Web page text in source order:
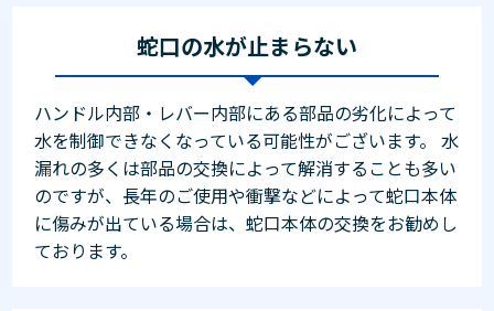
蛇口の水が止まらない
ハンドル内部・レバー内部にある部品の劣化によって
水を制御できなくなっている可能性がございます。 水
漏れの多くは部品の交換によって解消することも多い
のですが、長年のご使用や衝撃などによって蛇口本体
に傷みが出ている場合は、蛇口本体の交換をお勧めし
ております。